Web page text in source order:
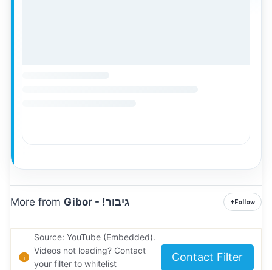
More from Gibor - !גיבור +Follow
Source: YouTube (Embedded).
Videos not loading? Contact
your filter to whitelist
Contact Filter